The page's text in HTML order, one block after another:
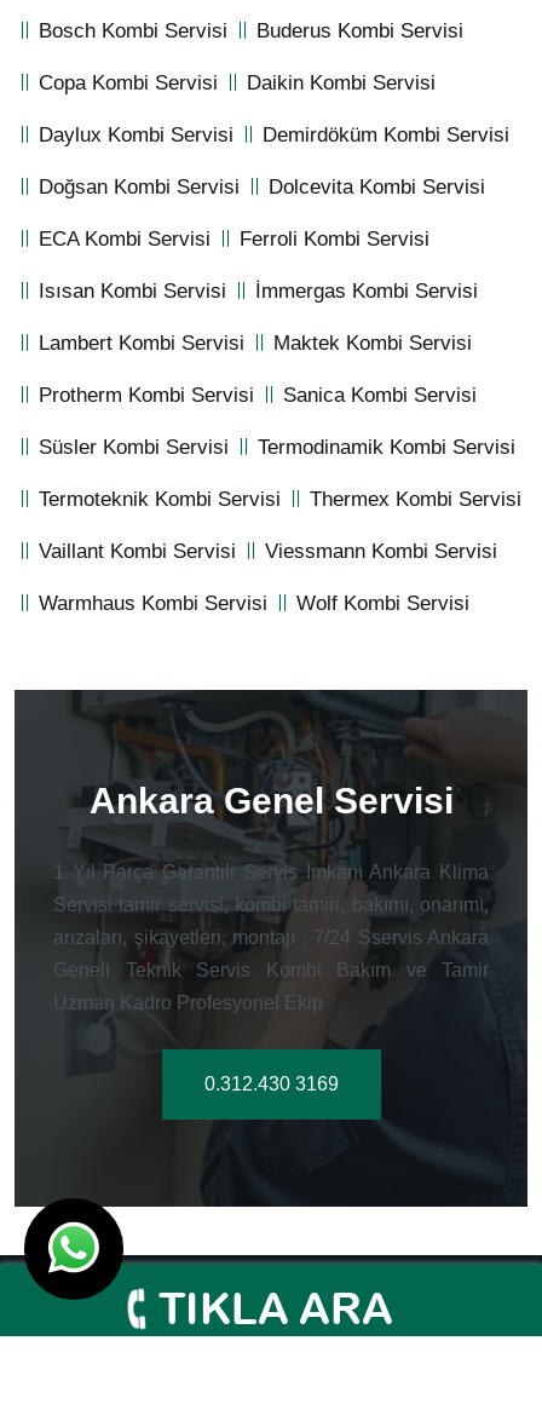
Bosch Kombi Servisi Buderus Kombi Servisi
Copa Kombi Servisi Daikin Kombi Servisi
Daylux Kombi Servisi Demirdöküm Kombi Servisi
Doğsan Kombi Servisi Dolcevita Kombi Servisi
ECA Kombi Servisi Ferroli Kombi Servisi
Isısan Kombi Servisi İmmergas Kombi Servisi
Lambert Kombi Servisi Maktek Kombi Servisi
Protherm Kombi Servisi Sanica Kombi Servisi
Süsler Kombi Servisi Termodinamik Kombi Servisi
Termoteknik Kombi Servisi Thermex Kombi Servisi
Vaillant Kombi Servisi Viessmann Kombi Servisi
Warmhaus Kombi Servisi Wolf Kombi Servisi
Ankara Genel Servisi
1 Yıl Parça Garantili Servis İmkanı Ankara Klima
Servisi tamir servisi, kombi tamiri, bakımı, onarımı,
arızaları, şikayetleri, montajı . 7/24 Sservis Ankara
Geneli Teknik Servis Kombi Bakım ve Tamir
Uzman Kadro Profesyonel Ekip
0.312.430 3169